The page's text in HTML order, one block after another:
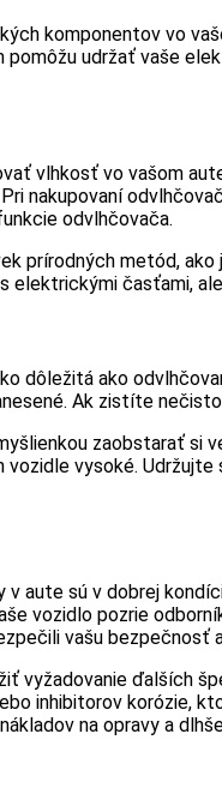
komponentov vo
udržať vaše
vlhkosť vo vašom
nakupovaní
odvlhčovača.
prírodných metód,
elektrickými časťami,
dôležitá ako
Ak zistíte
zaobstarať si
vysoké.
aute sú v dobrej
vozidlo pozrie
vašu
vyžadovanie ďalších
inhibitorov korózie,
na opravy a